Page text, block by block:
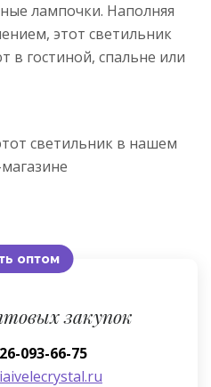
лампочки. Наполняя
этот светильник
в гостиной, спальне или
светильник в нашем
оптом
закупок
093-66-75